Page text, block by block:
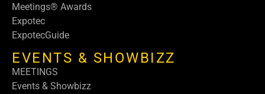
Meetings® Awards
Expotec
ExpotecGuide
EVENTS & SHOWBIZZ
MEETINGS
Events & Showbizz